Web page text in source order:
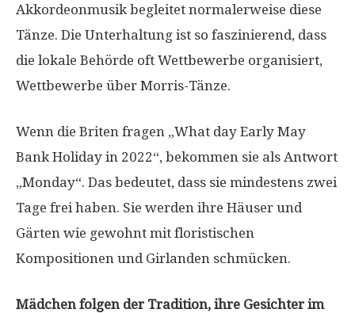
Akkordeonmusik begleitet normalerweise diese
Tänze. Die Unterhaltung ist so faszinierend, dass
die lokale Behörde oft Wettbewerbe organisiert,
Wettbewerbe über Morris-Tänze.
Wenn die Briten fragen „What day Early May
Bank Holiday in 2022“, bekommen sie als Antwort
„Monday“. Das bedeutet, dass sie mindestens zwei
Tage frei haben. Sie werden ihre Häuser und
Gärten wie gewohnt mit floristischen
Kompositionen und Girlanden schmücken.
Mädchen folgen der Tradition, ihre Gesichter im